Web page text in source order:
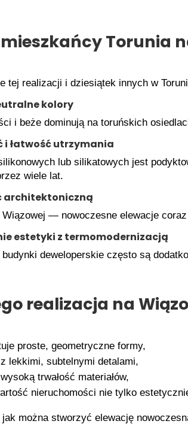
Torunia
tej realizacji i dziesiątek innych w
kolory
i beże dominują na toruńskich
i łatwość utrzymania
lub silikatowych jest
wiele lat.
architektoniczną
— nowoczesne elewacje
estetyki z termomodernizacją
budynki deweloperskie często są
realizacja na
proste, geometryczne formy,
lekkimi, subtelnymi detalami,
trwałość materiałów,
nieruchomości nie tylko
jak można stworzyć elewację